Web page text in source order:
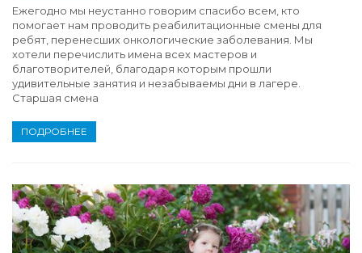
Ежегодно мы неустанно говорим спасибо всем, кто
помогает нам проводить реабилитационные смены для
ребят, перенесших онкологические заболевания. Мы
хотели перечислить имена всех мастеров и
благотворителей, благодаря которым прошли
удивительные занятия и незабываемы дни в лагере.
Старшая смена
ПОДРОБНЕЕ